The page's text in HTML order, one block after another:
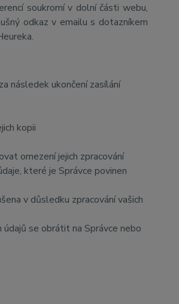
soukromí v dolní části webu,
odkaz v emailu s dotazníkem
následek ukončení zasílání
kopii
omezení jejich zpracování
které je Správce povinen
v důsledku zpracování vašich
se obrátit na Správce nebo